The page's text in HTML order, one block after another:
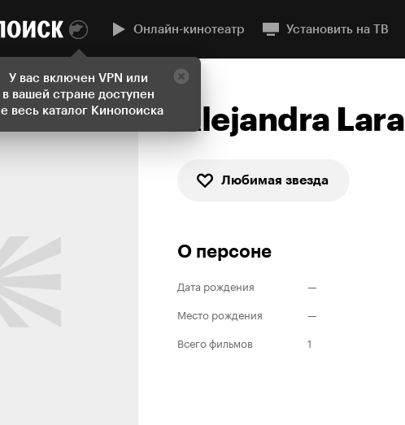
У вас включен VPN или
в вашей стране доступен
весь каталог Кинопоиска
Онлайн-кинотеатр Установить на ТВ
Alejandra Lara
Любимая звезда
О персоне
Дата рождения
—
Место рождения
—
Всего фильмов
1